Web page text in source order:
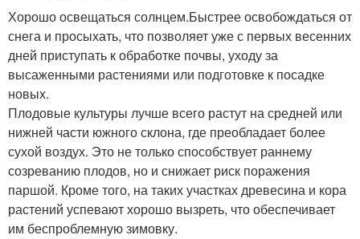
Хорошо освещаться солнцем.Быстрее освобождаться от
снега и просыхать, что позволяет уже с первых весенних
дней приступать к обработке почвы, уходу за
высаженными растениями или подготовке к посадке
новых.
Плодовые культуры лучше всего растут на средней или
нижней части южного склона, где преобладает более
сухой воздух. Это не только способствует раннему
созреванию плодов, но и снижает риск поражения
паршой. Кроме того, на таких участках древесина и кора
растений успевают хорошо вызреть, что обеспечивает
им беспроблемную зимовку.